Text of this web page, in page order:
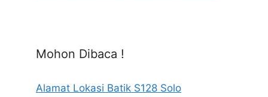
Mohon Dibaca !
Alamat Lokasi Batik S128 Solo